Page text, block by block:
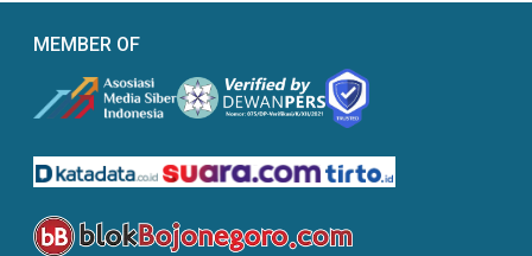
MEMBER OF